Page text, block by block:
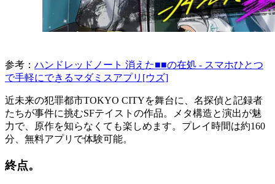
参考： ハンドレッドノート 消えた■■の在処 - スマホひとつ
で手軽にできるマダミスアプリ[ウズ]
近未来の犯罪都市TOKYO CITYを舞台に、名探偵と記録者
たちが事件に挑むSFテイストの作品。メタ構造と演出が魅
力で、原作を知らなくても楽しめます。プレイ時間は約160
分、無料アプリで体験可能。
終点。